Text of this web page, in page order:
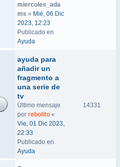
miercoles_ada
ms « Mié, 06 Dic
2023, 12:23
Publicado en
Ayuda
ayuda para
añadir un
fragmento a
una serie de
tv
Último mensaje
por rebolito «
Vie, 01 Dic 2023,
22:33
Publicado en
Ayuda
14331